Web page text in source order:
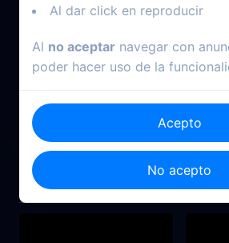
2014
We’ll Never Have Paris
Al dar click en reproducir
Al no aceptar navegar con
poder hacer uso de la
Acepto
No acepto